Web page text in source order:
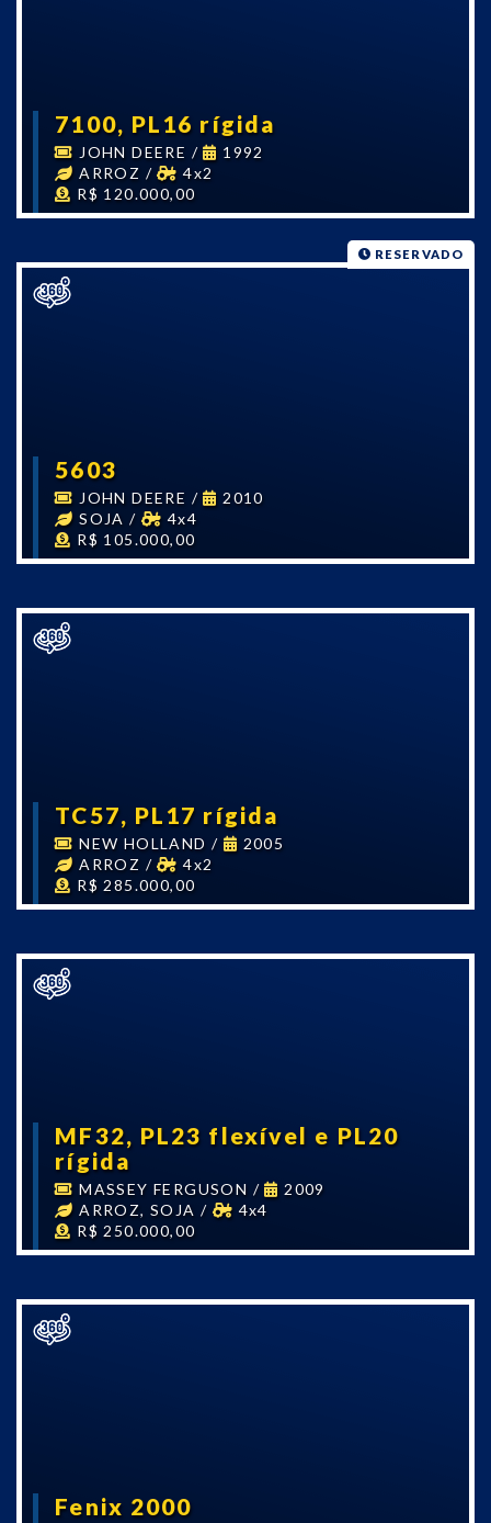
7100, PL16 rígida
JOHN DEERE /
1992
ARROZ /
4x2
R$ 120.000,00
5603
JOHN DEERE /
2010
SOJA /
4x4
R$ 105.000,00
RESERVADO
TC57, PL17 rígida
NEW HOLLAND /
2005
ARROZ /
4x2
R$ 285.000,00
MF32, PL23 flexível e PL20
rígida
MASSEY FERGUSON /
2009
ARROZ, SOJA /
4x4
R$ 250.000,00
Fenix 2000